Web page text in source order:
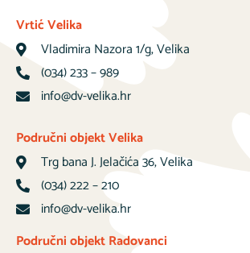
Vrtić Velika
Vladimira Nazora 1/g, Velika
(034) 233 – 989
info@dv-velika.hr
Područni objekt Velika
Trg bana J. Jelačića 36, Velika
(034) 222 – 210
info@dv-velika.hr
Područni objekt Radovanci